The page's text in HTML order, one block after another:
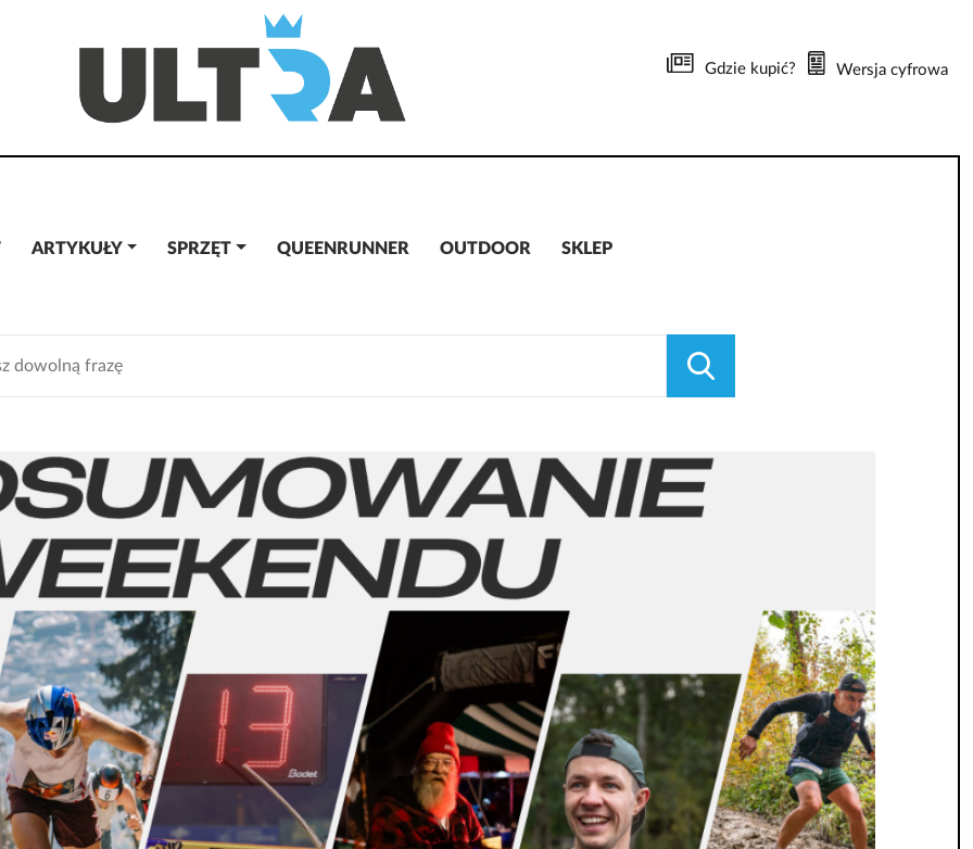
Gdzie kupić? Wersja cyfrowa
ARTYKUŁY SPRZĘT QUEENRUNNER OUTDOOR SKLEP